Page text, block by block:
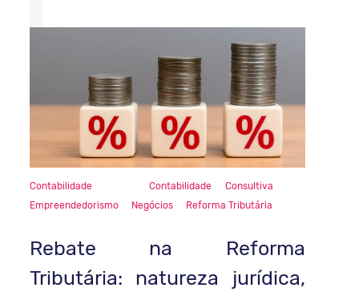
Contabilidade
Contabilidade Consultiva
Empreendedorismo
Negócios Reforma Tributária
Rebate na Reforma
Tributária: natureza jurídica,